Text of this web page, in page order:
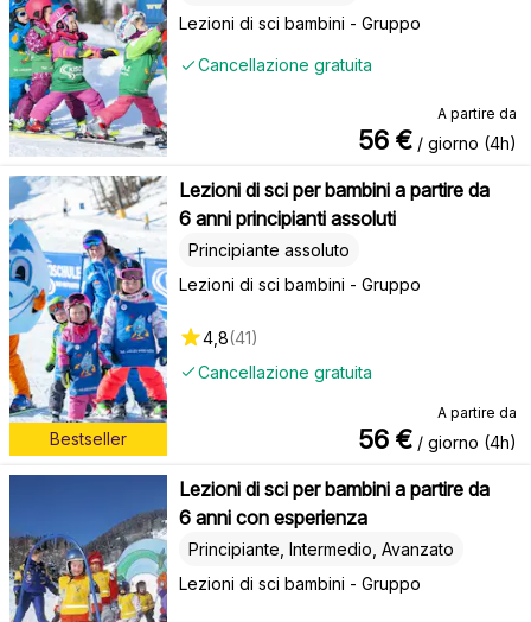
Lezioni di sci bambini - Gruppo
Cancellazione gratuita
A partire da
56 € / giorno (4h)
Bestseller
Lezioni di sci per bambini a partire da
6 anni principianti assoluti
Lezioni di sci bambini - Gruppo
Principiante assoluto
Cancellazione gratuita
4,8(41)
A partire da
56 € / giorno (4h)
Lezioni di sci per bambini a partire da
6 anni con esperienza
Lezioni di sci bambini - Gruppo
Principiante, Intermedio, Avanzato